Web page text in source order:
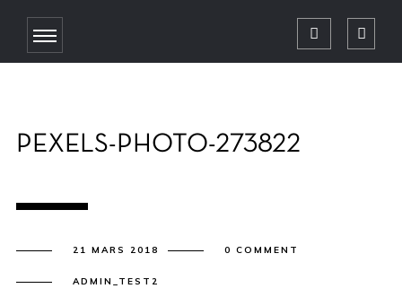
PEXELS-PHOTO-273822
21 MARS 2018 0 COMMENT
ADMIN_TEST2